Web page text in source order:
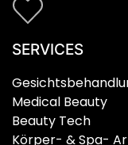
SERVICES
Medical Beauty
Beauty Tech
Körper- & Spa-